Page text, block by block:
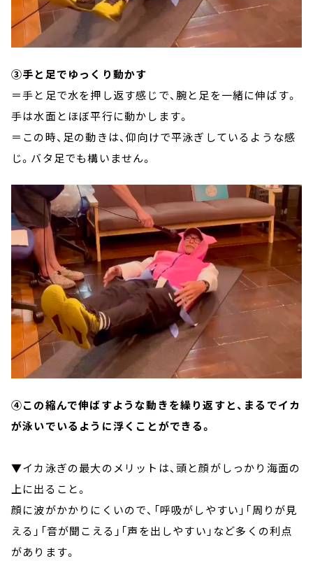
③手と足でゆっくり動かす
＝手と足で水を押し返す感じで、腕と足を一緒に伸ばす。
手は水面とほぼ平行に動かします。
＝この時、足の動きは、仰向けで平泳ぎしているような感
じ。バタ足でも構いません。
④この縮んで伸ばすような動きを繰り返すと、まるでイカ
が泳いでいるように浮くことができる。
▼イカ泳ぎの最大のメリットは、頭と顔がしっかり海面の
上に出ること。
顔に波がかかりにくいので、「呼吸がしやすい」「周りが見
える」「音が聞こえる」「声を出しやすい」など多くの利点
があります。